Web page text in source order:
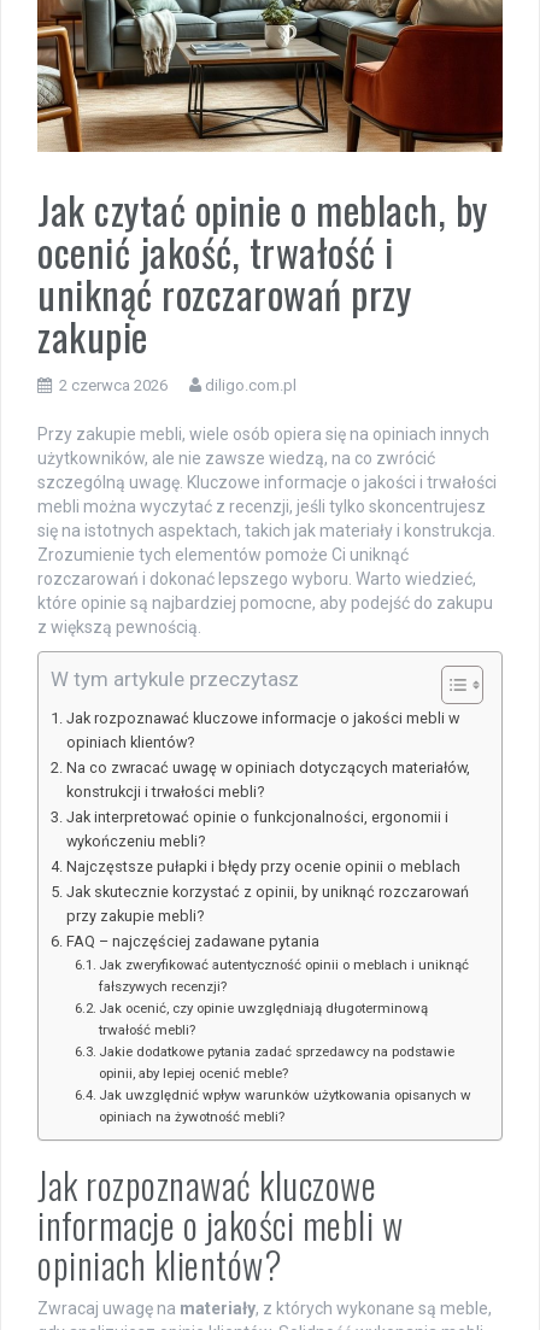
Jak czytać opinie o meblach, by
ocenić jakość, trwałość i
uniknąć rozczarowań przy
zakupie
2 czerwca 2026 diligo.com.pl
Przy zakupie mebli, wiele osób opiera się na opiniach innych
użytkowników, ale nie zawsze wiedzą, na co zwrócić
szczególną uwagę. Kluczowe informacje o jakości i trwałości
mebli można wyczytać z recenzji, jeśli tylko skoncentrujesz
się na istotnych aspektach, takich jak materiały i konstrukcja.
Zrozumienie tych elementów pomoże Ci uniknąć
rozczarowań i dokonać lepszego wyboru. Warto wiedzieć,
które opinie są najbardziej pomocne, aby podejść do zakupu
z większą pewnością.
W tym artykule przeczytasz
Jak rozpoznawać kluczowe informacje o jakości mebli w
opiniach klientów?
Na co zwracać uwagę w opiniach dotyczących materiałów,
konstrukcji i trwałości mebli?
Jak interpretować opinie o funkcjonalności, ergonomii i
wykończeniu mebli?
Najczęstsze pułapki i błędy przy ocenie opinii o meblach
Jak skutecznie korzystać z opinii, by uniknąć rozczarowań
przy zakupie mebli?
FAQ – najczęściej zadawane pytania
Jak zweryfikować autentyczność opinii o meblach i uniknąć
fałszywych recenzji?
Jak ocenić, czy opinie uwzględniają długoterminową
trwałość mebli?
Jakie dodatkowe pytania zadać sprzedawcy na podstawie
opinii, aby lepiej ocenić meble?
Jak uwzględnić wpływ warunków użytkowania opisanych w
opiniach na żywotność mebli?
Jak rozpoznawać kluczowe
informacje o jakości mebli w
opiniach klientów?
Zwracaj uwagę na materiały, z których wykonane są meble,